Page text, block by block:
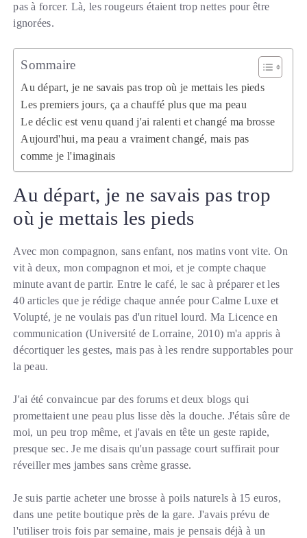
pas à forcer. Là, les rougeurs étaient trop nettes pour être
ignorées.
Sommaire
Au départ, je ne savais pas trop où je mettais les pieds
Les premiers jours, ça a chauffé plus que ma peau
Le déclic est venu quand j'ai ralenti et changé ma brosse
Aujourd'hui, ma peau a vraiment changé, mais pas
comme je l'imaginais
Au départ, je ne savais pas trop
où je mettais les pieds
Avec mon compagnon, sans enfant, nos matins vont vite. On
vit à deux, mon compagnon et moi, et je compte chaque
minute avant de partir. Entre le café, le sac à préparer et les
40 articles que je rédige chaque année pour Calme Luxe et
Volupté, je ne voulais pas d'un rituel lourd. Ma Licence en
communication (Université de Lorraine, 2010) m'a appris à
décortiquer les gestes, mais pas à les rendre supportables pour
la peau.
J'ai été convaincue par des forums et deux blogs qui
promettaient une peau plus lisse dès la douche. J'étais sûre de
moi, un peu trop même, et j'avais en tête un geste rapide,
presque sec. Je me disais qu'un passage court suffirait pour
réveiller mes jambes sans crème grasse.
Je suis partie acheter une brosse à poils naturels à 15 euros,
dans une petite boutique près de la gare. J'avais prévu de
l'utiliser trois fois par semaine, mais je pensais déjà à un